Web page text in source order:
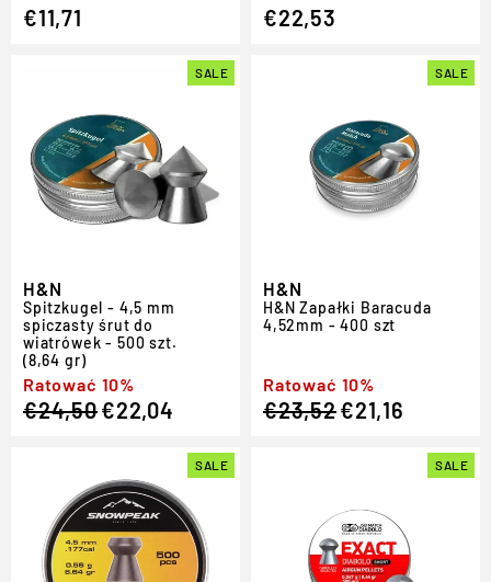
€11,71 €22,53
SALE
H&N
Spitzkugel - 4,5 mm
spiczasty śrut do
wiatrówek - 500 szt.
(8,64 gr)
Ratować 10%
Regular
price
€24,50
Sale
price
€22,04
SALE
H&N
H&N Zapałki Baracuda
4,52mm - 400 szt
Ratować 10%
Regular
price
€23,52
Sale
price
€21,16
SALE SALE